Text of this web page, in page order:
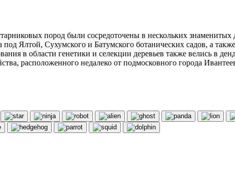
пород были сосредоточены в нескольких
Ялтой, Сухумского и Батумского ботанических садов, а
в области генетики и селекции деревьев также велись в
расположенного недалеко от подмосковного города